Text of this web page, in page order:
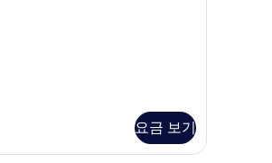
요금 보기